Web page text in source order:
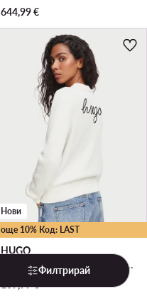
644,99€
още 10% Код: LAST
Нови
HUGO
Пуловер · Кремав · Regular Fit
109,99€
Филтрирай